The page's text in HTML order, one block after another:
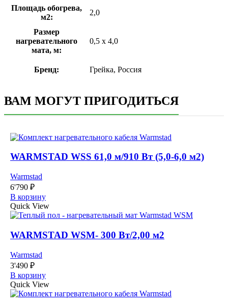
Площадь обогрева,
м2:
2,0
Размер
нагревательного
мата, м:
0,5 х 4,0
Бренд: Грейка, Россия
ВАМ МОГУТ ПРИГОДИТЬСЯ
WARMSTAD WSS 61,0 м/910 Вт (5,0-6,0 м2)
Warmstad
6'790 ₽
В корзину
Quick View
WARMSTAD WSM- 300 Вт/2,00 м2
Warmstad
3'490 ₽
В корзину
Quick View